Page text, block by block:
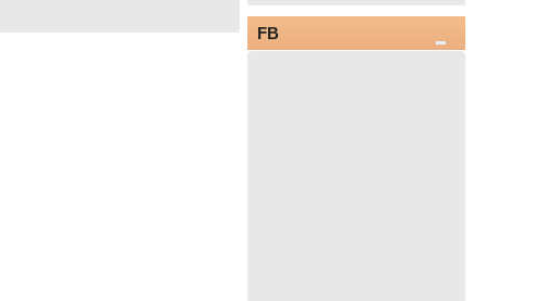
FB